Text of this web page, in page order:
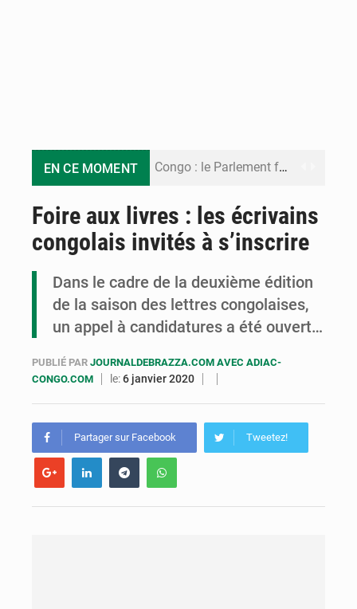
EN CE MOMENT Congo : le Parlement formule 28 recommandations sur le Cadre budgétaire 2027-2029
Congo : la Grande foire agricole pour renforcer la souveraineté alimentaire
Congo-RDC : Brazzaville et Kinshasa renforcent leur coopération en faveur de la jeunesse
Le Congo se dote d’un programme national pour valoriser les produits forestiers non ligneux
Foire aux livres : les écrivains
congolais invités à s’inscrire
Dans le cadre de la deuxième édition
de la saison des lettres congolaises,
un appel à candidatures a été ouvert…
PUBLIÉ PAR JOURNALDEBRAZZA.COM AVEC ADIAC-
CONGO.COM
le:6 janvier 2020
Partager sur Facebook Tweetez!